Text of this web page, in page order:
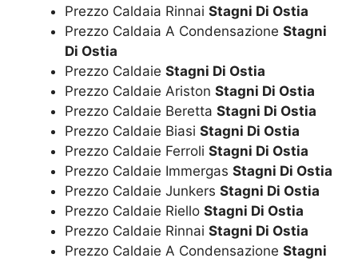
Prezzo Caldaia Rinnai Stagni Di Ostia
Prezzo Caldaia A Condensazione Stagni
Di Ostia
Prezzo Caldaie Stagni Di Ostia
Prezzo Caldaie Ariston Stagni Di Ostia
Prezzo Caldaie Beretta Stagni Di Ostia
Prezzo Caldaie Biasi Stagni Di Ostia
Prezzo Caldaie Ferroli Stagni Di Ostia
Prezzo Caldaie Immergas Stagni Di Ostia
Prezzo Caldaie Junkers Stagni Di Ostia
Prezzo Caldaie Riello Stagni Di Ostia
Prezzo Caldaie Rinnai Stagni Di Ostia
Prezzo Caldaie A Condensazione Stagni